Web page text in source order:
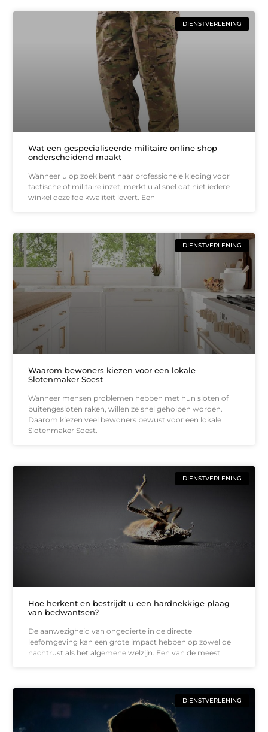
DIENSTVERLENING
Wat een gespecialiseerde militaire online shop
onderscheidend maakt
Wanneer u op zoek bent naar professionele kleding voor
tactische of militaire inzet, merkt u al snel dat niet iedere
winkel dezelfde kwaliteit levert. Een
DIENSTVERLENING
Waarom bewoners kiezen voor een lokale
Slotenmaker Soest
Wanneer mensen problemen hebben met hun sloten of
buitengesloten raken, willen ze snel geholpen worden.
Daarom kiezen veel bewoners bewust voor een lokale
Slotenmaker Soest.
DIENSTVERLENING
Hoe herkent en bestrijdt u een hardnekkige plaag
van bedwantsen?
De aanwezigheid van ongedierte in de directe
leefomgeving kan een grote impact hebben op zowel de
nachtrust als het algemene welzijn. Een van de meest
DIENSTVERLENING